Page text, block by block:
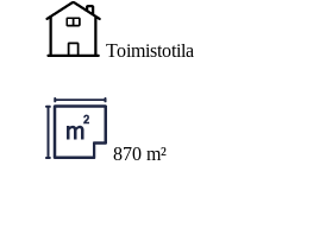
Toimistotila
870 m²